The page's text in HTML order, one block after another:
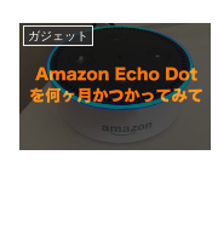
ガジェット